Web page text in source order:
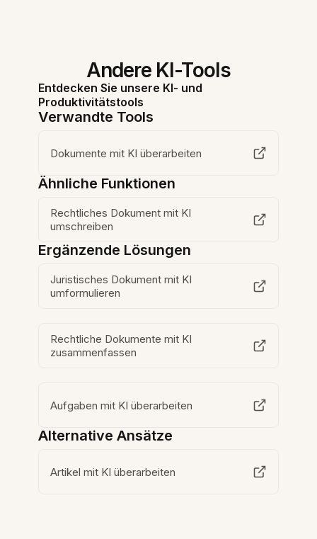
Andere KI-Tools
Entdecken Sie unsere KI- und
Produktivitätstools
Verwandte Tools
Dokumente mit KI überarbeiten
Ähnliche Funktionen
Rechtliches Dokument mit KI
umschreiben
Ergänzende Lösungen
Juristisches Dokument mit KI
umformulieren
Rechtliche Dokumente mit KI
zusammenfassen
Aufgaben mit KI überarbeiten
Alternative Ansätze
Artikel mit KI überarbeiten